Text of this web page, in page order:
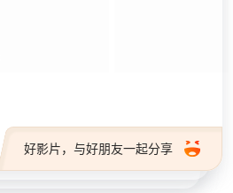
好影片，与好朋友一起分享